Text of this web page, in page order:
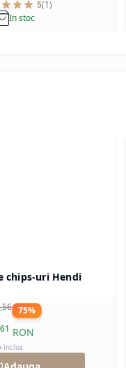
5(1)
In stoc
chips-uri Hendi
,56 75%
61 RON
inclus